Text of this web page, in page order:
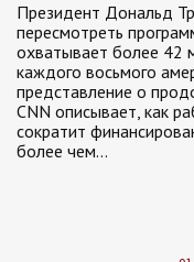
Президент Дональд
пересмотреть
охватывает более 42
каждого восьмого
представление о
CNN описывает, как
сократит
более чем…